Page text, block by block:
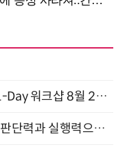
양자컴퓨팅 비즈니스·기술 입문 1-Day 워크샵 8월 28일 개최
“문서에 묻힌 지식을 꺼내, 회사의 판단력과 실행력으로 바꾸다” (8/20)